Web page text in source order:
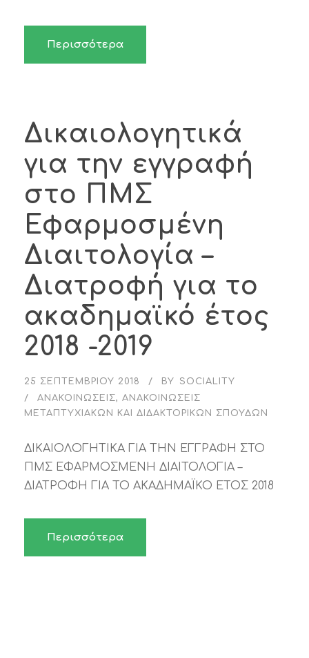
Περισσότερα
Δικαιολογητικά
για την εγγραφή
στο ΠΜΣ
Εφαρμοσμένη
Διαιτολογία –
Διατροφή για το
ακαδημαϊκό έτος
2018 -2019
25 ΣΕΠΤΕΜΒΡΊΟΥ 2018 BY
SOCIALITY
ΑΝΑΚΟΙΝΏΣΕΙΣ, ΑΝΑΚΟΙΝΏΣΕΙΣ
ΜΕΤΑΠΤΥΧΙΑΚΏΝ ΚΑΙ ΔΙΔΑΚΤΟΡΙΚΏΝ ΣΠΟΥΔΏΝ
ΔΙΚΑΙΟΛΟΓΗΤΙΚΑ ΓΙΑ ΤΗΝ ΕΓΓΡΑΦΗ ΣΤΟ
ΠΜΣ ΕΦΑΡΜΟΣΜΕΝΗ ΔΙΑΙΤΟΛΟΓΙΑ –
ΔΙΑΤΡΟΦΗ ΓΙΑ ΤΟ ΑΚΑΔΗΜΑΪΚΟ ΕΤΟΣ 2018
Περισσότερα